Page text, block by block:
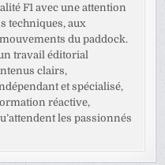
F1 avec une attention
techniques, aux
du paddock.
travail éditorial
clairs,
et spécialisé,
réactive,
les passionnés